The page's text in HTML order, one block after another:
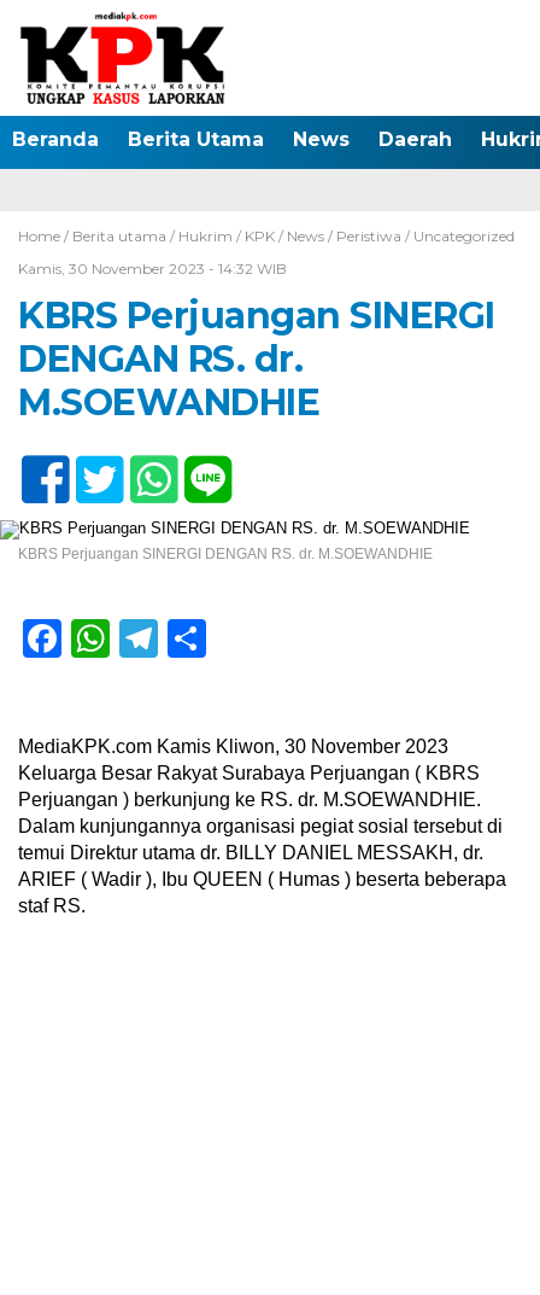
Beranda Berita Utama News Daerah
Home / Berita utama / Hukrim / KPK / News / Peristiwa / Uncategorized
Kamis, 30 November 2023 - 14:32 WIB
KBRS Perjuangan SINERGI
DENGAN RS. dr.
M.SOEWANDHIE
KBRS Perjuangan SINERGI DENGAN RS. dr. M.SOEWANDHIE
Facebook
WhatsApp
Telegram
MediaKPK.com Kamis Kliwon, 30 November 2023
Keluarga Besar Rakyat Surabaya Perjuangan ( KBRS
Perjuangan ) berkunjung ke RS. dr. M.SOEWANDHIE.
Dalam kunjungannya organisasi pegiat sosial tersebut di
temui Direktur utama dr. BILLY DANIEL MESSAKH, dr.
ARIEF ( Wadir ), Ibu QUEEN ( Humas ) beserta beberapa
staf RS.